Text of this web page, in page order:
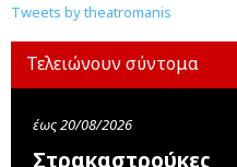
Tweets by theatromanis
Τελειώνουν σύντομα
έως 20/08/2026
Στρακαστρούκες